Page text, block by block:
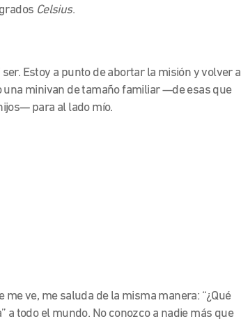
Celsius.
Estoy a punto de abortar la misión y volver a
minivan de tamaño familiar —de esas que
para al lado mío.
ve, me saluda de la misma manera: “¿Qué
a todo el mundo. No conozco a nadie más que